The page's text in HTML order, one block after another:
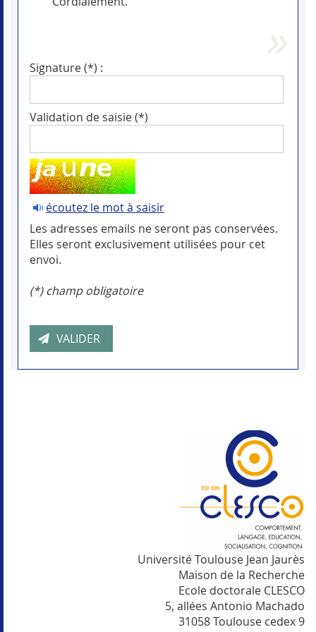
Signature (*) :
Validation de saisie (*)
écoutez le mot à saisir
Les adresses emails ne seront pas conservées.
Elles seront exclusivement utilisées pour cet
envoi.
(*) champ obligatoire
Université Toulouse Jean Jaurès
Maison de la Recherche
Ecole doctorale CLESCO
5, allées Antonio Machado
31058 Toulouse cedex 9